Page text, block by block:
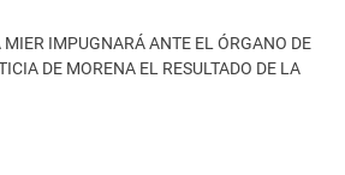
IMPUGNARÁ ANTE EL ÓRGANO DE
DE MORENA EL RESULTADO DE LA